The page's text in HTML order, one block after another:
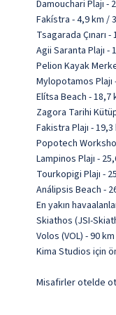
Damouchari Plajı -
Fakístra - 4,9 km /
Tsagarada Çınarı
Agii Saranta Plajı -
Pelion Kayak
Mylopotamos Plajı
Elítsa Beach - 18,7
Zagora Tarihi
Fakistra Plajı -
Popotech
Lampinos Plajı -
Tourkopigi Plajı -
Análipsis Beach -
En yakın
Skiathos (JSI-
Volos (VOL) - 90
Kima Studios için
Misafirler otelde